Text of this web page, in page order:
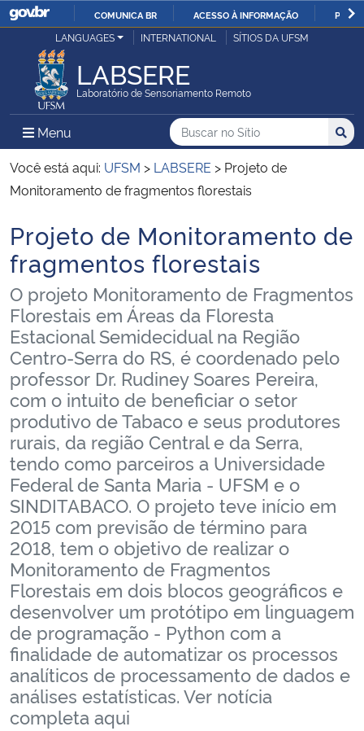
IR
O
COMUNICA BR ACESSO À INFORMAÇÃO
Ministério da Justiça e Segurança Pública
Ministério da Defesa
Ministério das Relações Exteriores
Ministério da Infraestrutura
Ministério da Agricultura, Pecuária e Abastecimento
Ministério da Educação
Ministério da Cidadania
Ministério da Saúde
Ministério de Minas e Energia
Ministério da Ciência, Tecnologia, Inovações e Comunicações
Ministério do Meio Ambiente
Ministério do Turismo
Ministério do Desenvolvimento Regional
Controladoria-Geral da União
Ministério da Mulher, da Família e dos Direitos Humanos
LANGUAGES INTERNATIONAL SÍTIOS DA UFSM
LABSERE
Laboratório de Sensoriamento Remoto
Menu Menu Principal do Sítio
Busca
Buscar no no Sítio
Busca:
Você está aqui: UFSM > LABSERE > Projeto de
Monitoramento de fragmentos florestais
Início do conteúdo
Projeto de Monitoramento de
fragmentos florestais
O projeto Monitoramento de Fragmentos
Florestais em Áreas da Floresta
Estacional Semidecidual na Região
Centro-Serra do RS, é coordenado pelo
professor Dr. Rudiney Soares Pereira,
com o intuito de beneficiar o setor
produtivo de Tabaco e seus produtores
rurais, da região Central e da Serra,
tendo como parceiros a Universidade
Federal de Santa Maria - UFSM e o
SINDITABACO. O projeto teve início em
2015 com previsão de término para
2018, tem o objetivo de realizar o
Monitoramento de Fragmentos
Florestais em dois blocos geográficos e
desenvolver um protótipo em linguagem
de programação - Python com a
finalidade de automatizar os processos
analíticos de processamento de dados e
análises estatísticas. Ver notícia
completa aqui